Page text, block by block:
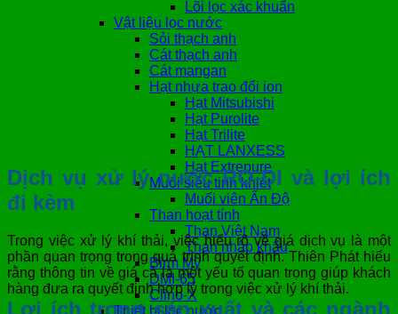
Lõi lọc xác khuẩn
Vật liệu lọc nước
Sỏi thạch anh
Cát thạch anh
Cát mangan
Hạt nhựa trao đổi ion
Hạt Mitsubishi
Hạt Purolite
Hạt Trilite
HẠT LANXESS
Hạt Extrepure
Muối siêu tinh khiết
Muối viên Ấn Độ
Than hoạt tính
Than Việt Nam
Than nhập khẩu
Birm Mỹ
DMI-65
Clino-X
Thiết bị lọc nước
Dịch vụ xử lý nước RO-DI và lợi ích
đi kèm
Trong việc xử lý khí thải, việc hiểu rõ về giá dịch vụ là một
phần quan trọng trong quá trình quyết định. Thiên Phát hiểu
rằng thông tin về giá cả là một yếu tố quan trọng giúp khách
hàng đưa ra quyết định hợp lý trong việc xử lý khí thải.